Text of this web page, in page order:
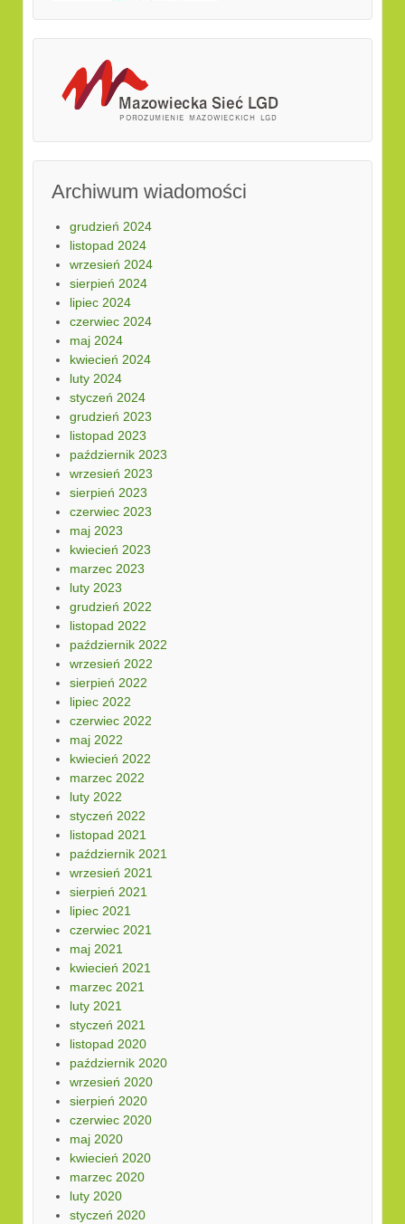
Archiwum wiadomości
grudzień 2024
listopad 2024
wrzesień 2024
sierpień 2024
lipiec 2024
czerwiec 2024
maj 2024
kwiecień 2024
luty 2024
styczeń 2024
grudzień 2023
listopad 2023
październik 2023
wrzesień 2023
sierpień 2023
czerwiec 2023
maj 2023
kwiecień 2023
marzec 2023
luty 2023
grudzień 2022
listopad 2022
październik 2022
wrzesień 2022
sierpień 2022
lipiec 2022
czerwiec 2022
maj 2022
kwiecień 2022
marzec 2022
luty 2022
styczeń 2022
listopad 2021
październik 2021
wrzesień 2021
sierpień 2021
lipiec 2021
czerwiec 2021
maj 2021
kwiecień 2021
marzec 2021
luty 2021
styczeń 2021
listopad 2020
październik 2020
wrzesień 2020
sierpień 2020
czerwiec 2020
maj 2020
kwiecień 2020
marzec 2020
luty 2020
styczeń 2020